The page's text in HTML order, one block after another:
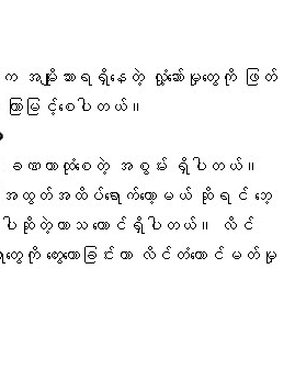
အမျိုးသားရရှိနေတဲ့ လှုံ့ဆော်မှုတွေကို ဖြတ်
ြာမြင့်စေပါတယ်။
ခဏတာထုံစေတဲ့ အစွမ်း ရှိပါတယ်။
ထွတ်အထိပ်ရောက်တော့မယ် ဆိုရင် ဘေ့
လိုက်ပါဆိုတဲ့ဟာသ တောင်ရှိပါတယ်။ လိင်
တွေးတောခြင်းဟာ လိင်တံထောင်မတ်မှု